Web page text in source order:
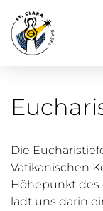
Die
Vatikanischen
Höhepunkt des
lädt uns darin